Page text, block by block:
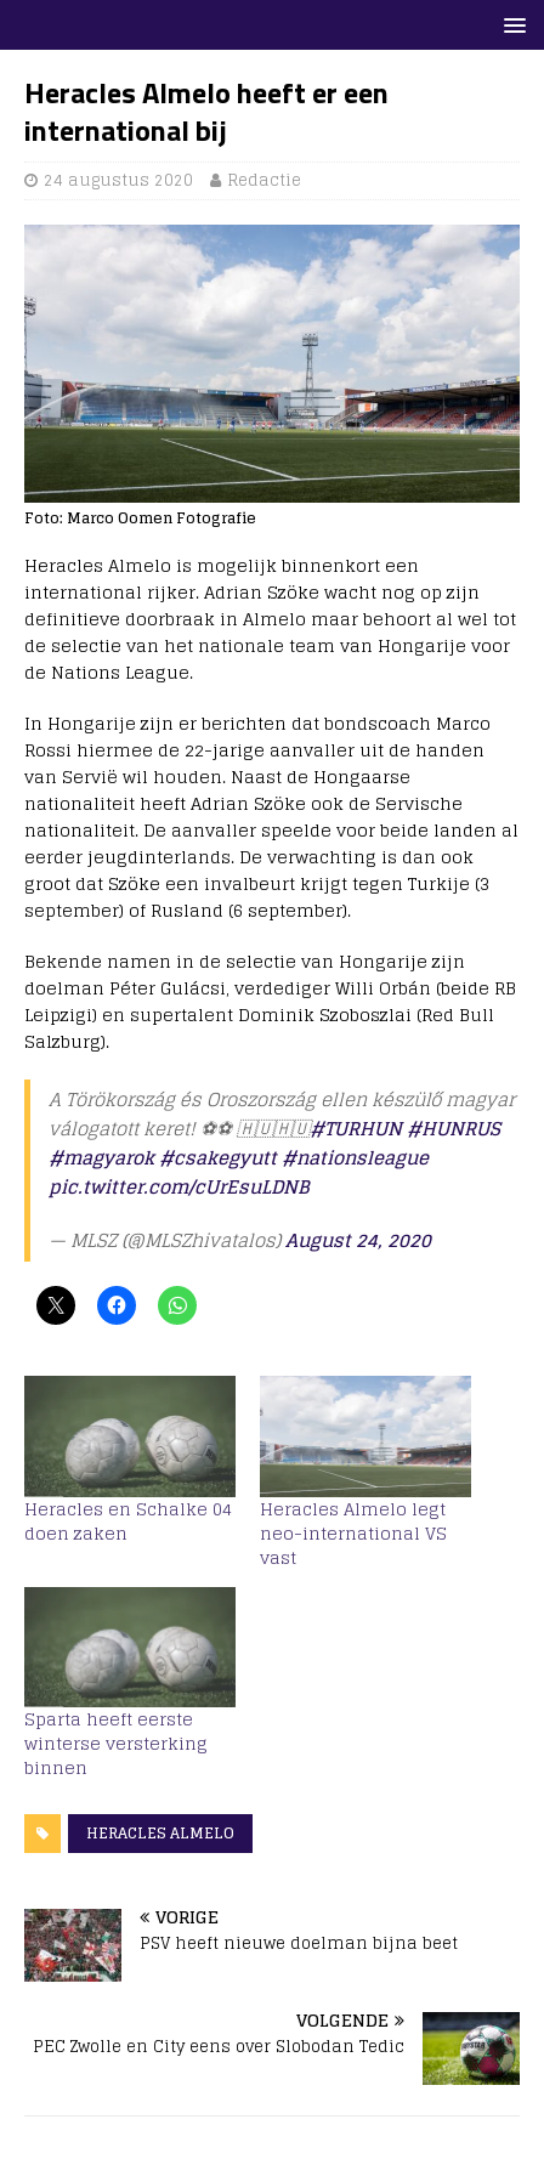
Heracles Almelo heeft er een
international bij
24 augustus 2020 Redactie
Foto: Marco Oomen Fotografie
Heracles Almelo is mogelijk binnenkort een
international rijker. Adrian Szöke wacht nog op zijn
definitieve doorbraak in Almelo maar behoort al wel tot
de selectie van het nationale team van Hongarije voor
de Nations League.
In Hongarije zijn er berichten dat bondscoach Marco
Rossi hiermee de 22-jarige aanvaller uit de handen
van Servië wil houden. Naast de Hongaarse
nationaliteit heeft Adrian Szöke ook de Servische
nationaliteit. De aanvaller speelde voor beide landen al
eerder jeugdinterlands. De verwachting is dan ook
groot dat Szöke een invalbeurt krijgt tegen Turkije (3
september) of Rusland (6 september).
Bekende namen in de selectie van Hongarije zijn
doelman Péter Gulácsi, verdediger Willi Orbán (beide RB
Leipzigi) en supertalent Dominik Szoboszlai (Red Bull
Salzburg).
A Törökország és Oroszország ellen készülő magyar
válogatott keret! ⚽️⚽️ 🇭🇺🇭🇺#TURHUN#HUNRUS
#magyarok#csakegyutt#nationsleague
pic.twitter.com/cUrEsuLDNB
— MLSZ (@MLSZhivatalos)August 24, 2020
Heracles en Schalke 04
doen zaken
Heracles Almelo legt
neo-international VS
vast
Sparta heeft eerste
winterse versterking
binnen
HERACLES ALMELO
VORIGE
PSV heeft nieuwe doelman bijna beet
VOLGENDE
PEC Zwolle en City eens over Slobodan Tedic